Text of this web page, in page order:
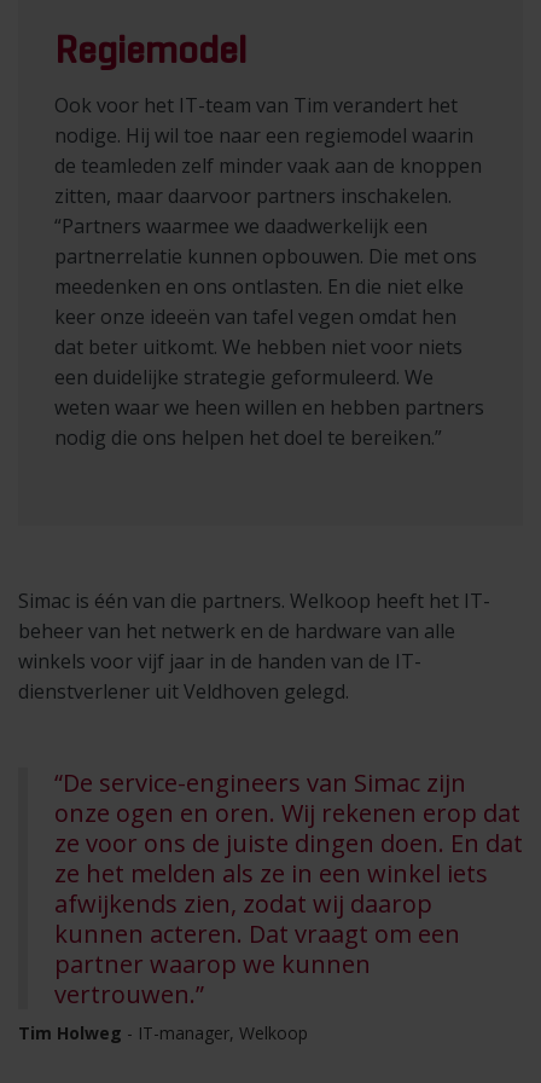
Regiemodel
Ook voor het IT-team van Tim verandert het
nodige. Hij wil toe naar een regiemodel waarin
de teamleden zelf minder vaak aan de knoppen
zitten, maar daarvoor partners inschakelen.
“Partners waarmee we daadwerkelijk een
partnerrelatie kunnen opbouwen. Die met ons
meedenken en ons ontlasten. En die niet elke
keer onze ideeën van tafel vegen omdat hen
dat beter uitkomt. We hebben niet voor niets
een duidelijke strategie geformuleerd. We
weten waar we heen willen en hebben partners
nodig die ons helpen het doel te bereiken.”
Simac is één van die partners. Welkoop heeft het IT-
beheer van het netwerk en de hardware van alle
winkels voor vijf jaar in de handen van de IT-
dienstverlener uit Veldhoven gelegd.
“De service-engineers van Simac zijn
onze ogen en oren. Wij rekenen erop dat
ze voor ons de juiste dingen doen. En dat
ze het melden als ze in een winkel iets
afwijkends zien, zodat wij daarop
kunnen acteren. Dat vraagt om een
partner waarop we kunnen
vertrouwen.”
Tim Holweg - IT-manager, Welkoop